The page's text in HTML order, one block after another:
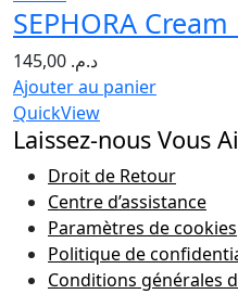
SEPHORA
د.م.
Ajouter au panier
QuickView
Laissez-nous Vous
Droit de Retour
Centre d’assistance
Paramètres de cookies
Politique de
Conditions générales